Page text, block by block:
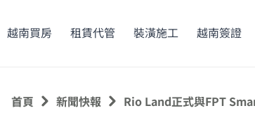
越南買房 租賃代管 裝潢施工 越南簽證
首頁 新聞快報 Rio Land正式與FPT